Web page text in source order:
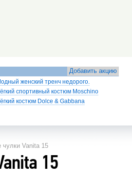
Добавить акцию
женский тренч недорого.
спортивный костюм Moschino
костюм Dolce & Gabbana
Vanita 15
15